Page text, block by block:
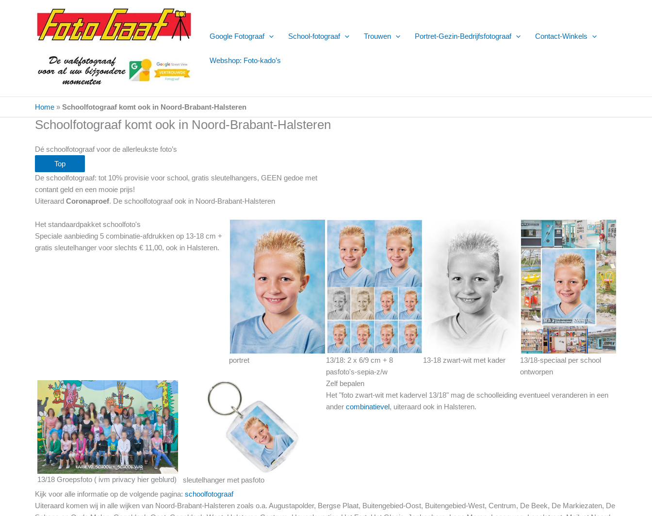
Google Fotograaf School-fotograaf Trouwen Portret-Gezin-Bedrijfsfotograaf Contact-Winkels
Webshop: Foto-kado’s
Home » Schoolfotograaf komt ook in Noord-Brabant-Halsteren
Schoolfotograaf komt ook in Noord-Brabant-Halsteren
Dé schoolfotograaf voor de allerleukste foto’s
Top
De schoolfotograaf: tot 10% provisie voor school, gratis sleutelhangers, GEEN gedoe met
contant geld en een mooie prijs!
Uiteraard Coronaproef. De schoolfotograaf ook in Noord-Brabant-Halsteren
Het standaardpakket schoolfoto's
Speciale aanbieding 5 combinatie-afdrukken op 13-18 cm +
gratis sleutelhanger voor slechts € 11,00, ook in Halsteren.
portret
13/18: 2 x 6/9 cm + 8
pasfoto's-sepia-z/w
13-18 zwart-wit met kader
13/18-speciaal per school
ontworpen
13/18 Groepsfoto ( ivm privacy hier geblurd) sleutelhanger met pasfoto
Zelf bepalen
Het "foto zwart-wit met kadervel 13/18" mag de schoolleiding eventueel veranderen in een
ander combinatievel, uiteraard ook in Halsteren.
Kijk voor alle informatie op de volgende pagina: schoolfotograaf
Uiteraard komen wij in alle wijken van Noord-Brabant-Halsteren zoals o.a. Augustapolder, Bergse Plaat, Buitengebied-Oost, Buitengebied-West, Centrum, De Beek, De Markiezaten, De